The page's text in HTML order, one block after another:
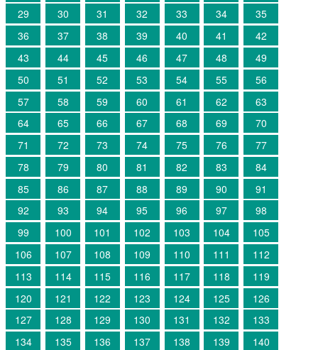
29
30 31 32 33 34
35
36
37 38 39 40 41
42
43
44 45 46 47 48
49
50
51 52 53 54 55
56
57
58 59 60 61 62
63
64
65 66 67 68 69
70
71
72 73 74 75 76
77
78
79 80 81 82 83
84
85
86 87 88 89 90
91
92
93 94 95 96 97
98
99
100 101 102 103 104
105
106
107 108 109 110 111
112
113
114 115 116 117 118
119
120
121 122 123 124 125
126
127
128 129 130 131 132
133
134
135 136 137 138 139
140